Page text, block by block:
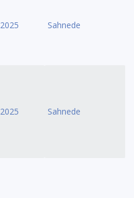
2025 Sahnede
2025 Sahnede